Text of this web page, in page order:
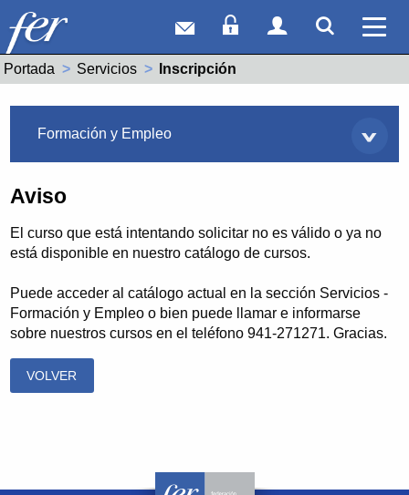
Correo webAcceso Socios
Acceso
Portada Servicios Actual:
Inscripción
Formación y Empleo
Aviso
El curso que está intentando solicitar no es válido o ya no
está disponible en nuestro catálogo de cursos.
Puede acceder al catálogo actual en la sección Servicios -
Formación y Empleo o bien puede llamar e informarse
sobre nuestros cursos en el teléfono 941-271271. Gracias.
VOLVER